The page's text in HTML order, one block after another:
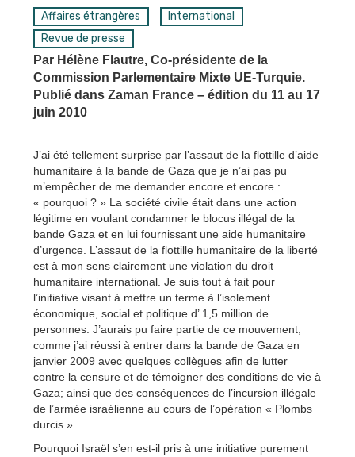
Affaires étrangères
International
Revue de presse
Par Hélène Flautre, Co-présidente de la
Commission Parlementaire Mixte UE-Turquie.
Publié dans Zaman France – édition du 11 au 17
juin 2010
J’ai été tellement surprise par l’assaut de la flottille d’aide
humanitaire à la bande de Gaza que je n’ai pas pu
m’empêcher de me demander encore et encore :
« pourquoi ? » La société civile était dans une action
légitime en voulant condamner le blocus illégal de la
bande Gaza et en lui fournissant une aide humanitaire
d’urgence. L’assaut de la flottille humanitaire de la liberté
est à mon sens clairement une violation du droit
humanitaire international. Je suis tout à fait pour
l’initiative visant à mettre un terme à l’isolement
économique, social et politique d’ 1,5 million de
personnes. J’aurais pu faire partie de ce mouvement,
comme j’ai réussi à entrer dans la bande de Gaza en
janvier 2009 avec quelques collègues afin de lutter
contre la censure et de témoigner des conditions de vie à
Gaza; ainsi que des conséquences de l’incursion illégale
de l’armée israélienne au cours de l’opération « Plombs
durcis ».
Pourquoi Israël s’en est-il pris à une initiative purement